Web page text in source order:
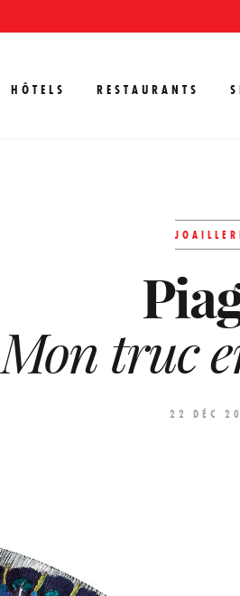
HÔTELS RESTAURANTS
Mon truc
22 DÉC